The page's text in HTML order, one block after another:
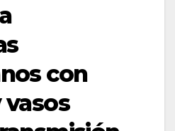
con
vasos